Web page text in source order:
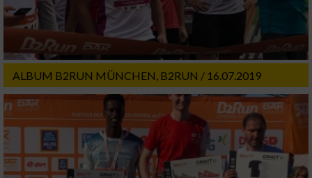
ALBUM B2RUN MÜNCHEN, B2RUN / 16.07.2019